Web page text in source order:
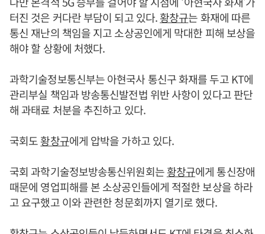
터진 것은 커다란 부담이 되고 있다.황창규는 화재에 따른
통신 재난의 책임을 지고 소상공인에게 막대한 피해 보상을
해야 할 상황에 처했다.
과학기술정보통신부는 아현국사 통신구 화재를 두고 KT에
관리부실 책임과 방송통신발전법 위반 사항이 있다고 판단
해 과태료 처분을 추진하고 있다.
국회도황창규에게 압박을 가하고 있다.
국회 과학기술정보방송통신위원회는황창규에게 통신장애
때문에 영업피해를 본 소상공인들에게 적절한 보상을 하라
고 요구했고 이와 관련한 청문회까지 열기로 했다.